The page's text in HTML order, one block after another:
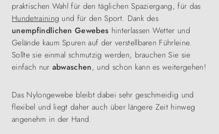
praktischen Wahl für den täglichen Spaziergang, für das
Hundetraining und für den Sport. Dank des
unempfindlichen Gewebes hinterlassen Wetter und
Gelände kaum Spuren auf der verstellbaren Führleine.
Sollte sie einmal schmutzig werden, brauchen Sie sie
einfach nur abwaschen, und schon kann es weitergehen!
Das Nylongewebe bleibt dabei sehr geschmeidig und
flexibel und liegt daher auch über längere Zeit hinweg
angenehm in der Hand.